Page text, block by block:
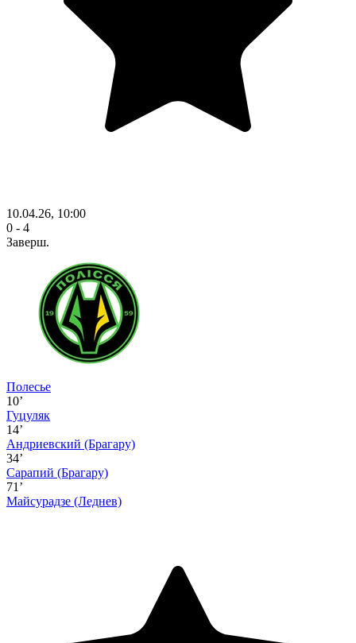
10.04.26, 10:00
0 - 4
Заверш.
Полесье
10’
Гуцуляк
14’
Андриевский (Брагару)
34’
Сарапий (Брагару)
71’
Майсурадзе (Леднев)